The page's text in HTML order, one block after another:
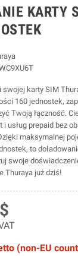
KARTY
karty SIM
160 jednostek,
Twoją łączność.
usług prepaid bez
maksymalnej
to
swoje
Thuraya już dziś!
(non-EU